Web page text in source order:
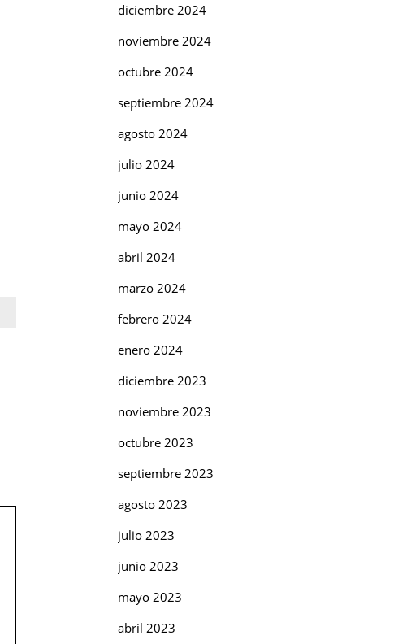
diciembre 2024
noviembre 2024
octubre 2024
septiembre 2024
agosto 2024
julio 2024
junio 2024
mayo 2024
abril 2024
marzo 2024
febrero 2024
enero 2024
diciembre 2023
noviembre 2023
octubre 2023
septiembre 2023
agosto 2023
julio 2023
junio 2023
mayo 2023
abril 2023